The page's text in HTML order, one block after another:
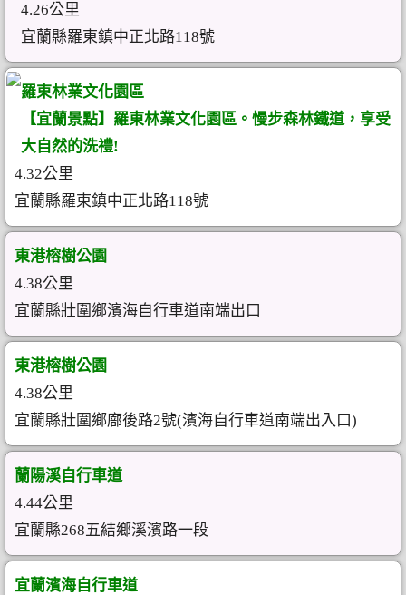
4.26公里
宜蘭縣羅東鎮中正北路118號
羅東林業文化園區
【宜蘭景點】羅東林業文化園區。慢步森林鐵道，享受
大自然的洗禮!
4.32公里
宜蘭縣羅東鎮中正北路118號
東港榕樹公園
4.38公里
宜蘭縣壯圍鄉濱海自行車道南端出口
東港榕樹公園
4.38公里
宜蘭縣壯圍鄉廍後路2號(濱海自行車道南端出入口)
蘭陽溪自行車道
4.44公里
宜蘭縣268五結鄉溪濱路一段
宜蘭濱海自行車道